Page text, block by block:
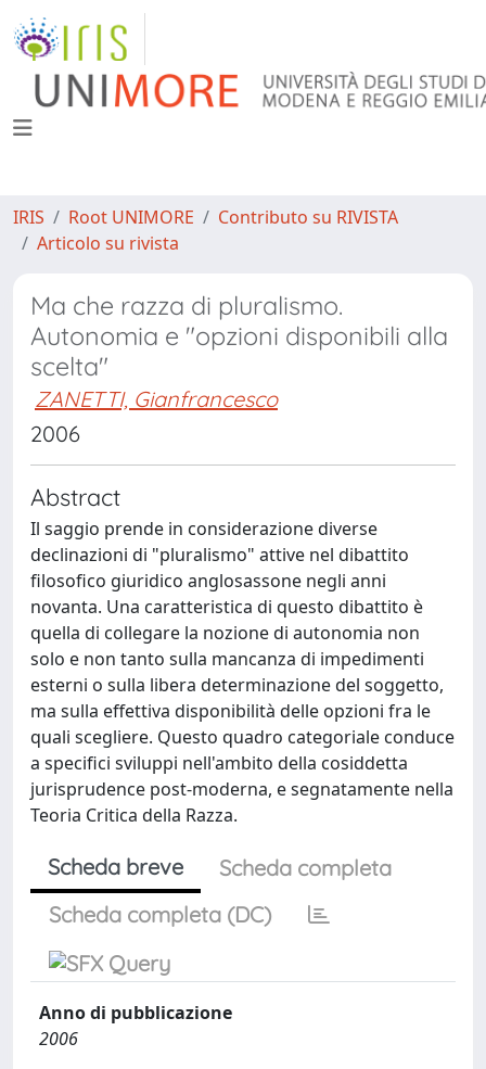
IRIS Root UNIMORE
Contributo su RIVISTA
Articolo su rivista
Ma che razza di pluralismo.
Autonomia e "opzioni disponibili alla
scelta"
ZANETTI, Gianfrancesco
2006
Abstract
Il saggio prende in considerazione diverse
declinazioni di "pluralismo" attive nel dibattito
filosofico giuridico anglosassone negli anni
novanta. Una caratteristica di questo dibattito è
quella di collegare la nozione di autonomia non
solo e non tanto sulla mancanza di impedimenti
esterni o sulla libera determinazione del soggetto,
ma sulla effettiva disponibilità delle opzioni fra le
quali scegliere. Questo quadro categoriale conduce
a specifici sviluppi nell'ambito della cosiddetta
jurisprudence post-moderna, e segnatamente nella
Teoria Critica della Razza.
Scheda breve
Scheda completa
Scheda completa (DC)
Anno di pubblicazione
2006